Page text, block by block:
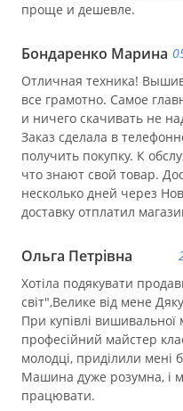
проще и дешевле.
Бондаренко Марина
Отличная техника!
все грамотно. Самое
и ничего скачивать не
Заказ сделала в
получить покупку. К
что знают свой товар.
несколько дней через
доставку отплатил
Ольга Петрівна
Хотіла подякувати
світ",Велике від мене
При купівлі
професійний майстер
молодці, приділили мені
Машина дуже розумна, і
працювати.